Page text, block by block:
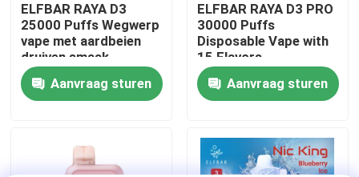
Fabrieksreis
Kwaliteitscontrole
ELFBAR RAYA D3
25000 Puffs Wegwerp
vape met aardbeien
druiven smaak
Aanvraag sturen
ELFBAR RAYA D3 PRO
30000 Puffs
Disposable Vape with
15 Flavors
Aanvraag sturen